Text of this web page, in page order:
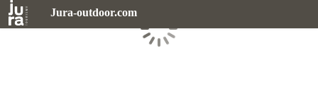
Jura-outdoor.com
Chargement